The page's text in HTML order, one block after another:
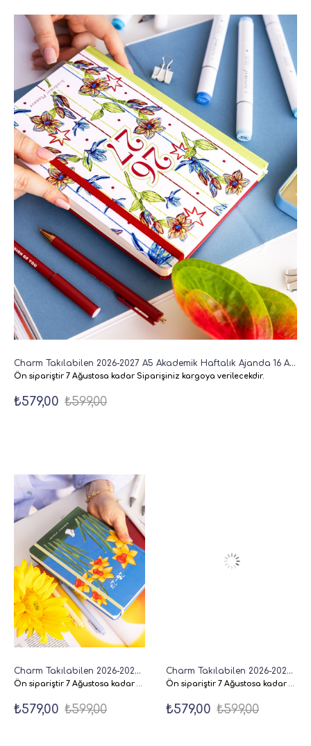
Charm Takılabilen 2026-2027 A5 Akademik Haftalık Ajanda 16 Aylık - Çiçekler
Ön sipariştir 7 Ağustosa kadar Siparişiniz kargoya verilecekdir.
₺579,00 ₺599,00
Charm Takılabilen 2026-2027 A5 Akademik Haftalık Ajanda 16 Aylık - Çiçek
Ön sipariştir 7 Ağustosa kadar Siparişiniz kargoya verilecekdir.
₺579,00 ₺599,00
Charm Takılabilen 2026-2027 A5 Akademik Haftalık Ajanda 16 Aylık - Metalik Gümüş
Ön sipariştir 7 Ağustosa kadar Siparişiniz kargoya verilecekdir.
₺579,00 ₺599,00